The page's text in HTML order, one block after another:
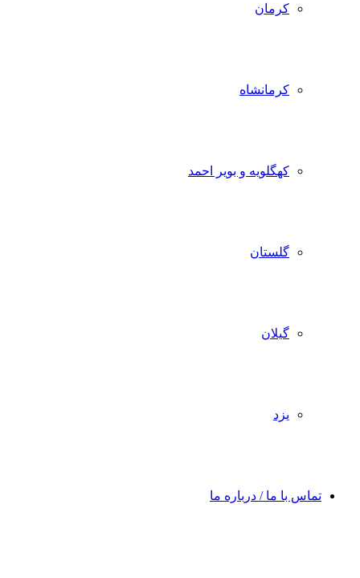
کرمان
کرمانشاه
کهگلویه و بویر احمد
گلستان
گیلان
یزد
تماس با ما / درباره ما